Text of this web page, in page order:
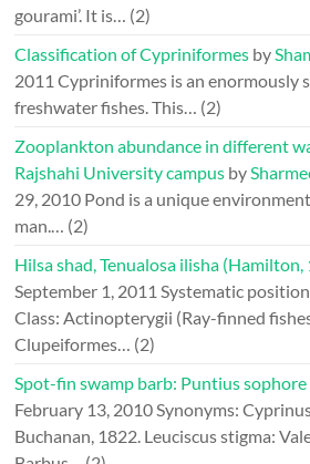
gourami’. It is… (2)
Classification of Cypriniformes by
2011 Cypriniformes is an enormously
freshwater fishes. This… (2)
Zooplankton abundance in different
Rajshahi University campus by
29, 2010 Pond is a unique
man.… (2)
Hilsa shad, Tenualosa ilisha (Hamilton,
September 1, 2011 Systematic
Class: Actinopterygii (Ray-finned
Clupeiformes… (2)
Spot-fin swamp barb: Puntius sophore
February 13, 2010Synonyms:
Buchanan, 1822. Leuciscus stigma: